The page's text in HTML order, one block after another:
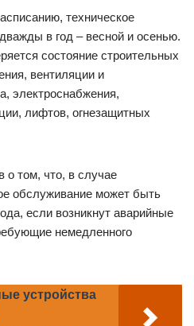
техническое
в год – весной и осенью.
состояние строительных
вентиляции и
электроснабжения,
лифтов, огнезащитных
о том, что, в случае
обслуживание может быть
если возникнут аварийные
немедленного
устройства